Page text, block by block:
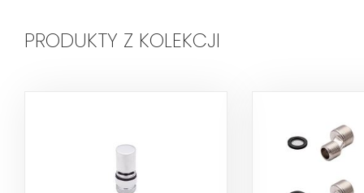
PRODUKTY Z KOLEKCJI